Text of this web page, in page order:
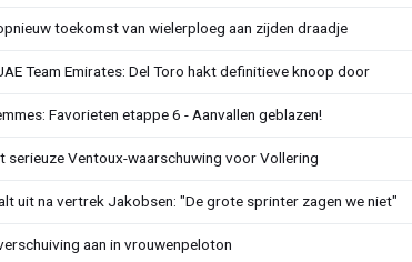
toekomst van wielerploeg aan zijden draadje
Team Emirates: Del Toro hakt definitieve knoop door
Favorieten etappe 6 - Aanvallen geblazen!
serieuze Ventoux-waarschuwing voor Vollering
uit na vertrek Jakobsen: "De grote sprinter zagen we niet"
aan in vrouwenpeloton